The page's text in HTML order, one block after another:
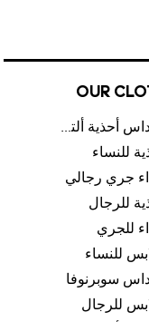
OUR
اديداس أحذية ألترا بوست للرجال
للنساء
جري رجالي
للرجال
للجري
للنساء
سوبرنوفا
للرجال